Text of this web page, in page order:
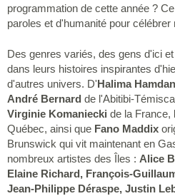
programmation de cette année ?
paroles et d'humanité pour
Des genres variés, des gens d'ici
dans leurs histoires inspirantes
d'autres univers. D'Halima
André Bernard de l'Abitibi-
Virginie Komaniecki de la France,
Québec, ainsi que Fano Maddix
Brunswick qui vit maintenant en
nombreux artistes des Îles : Alice
Elaine Richard, François-
Jean-Philippe Déraspe, Justin